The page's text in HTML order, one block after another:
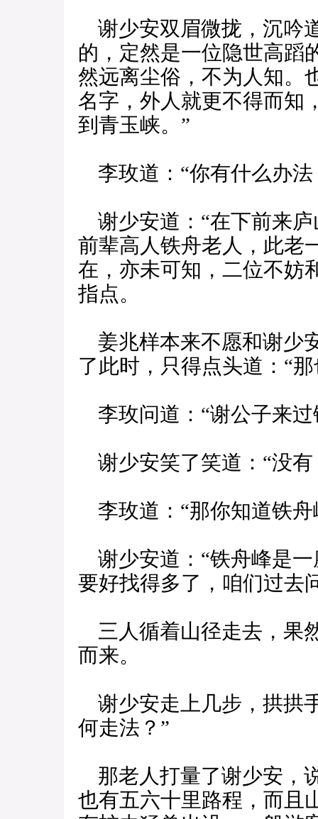
谢少安双眉微拢，沉吟
的，定然是一位隐世高蹈
然远离尘俗，不为人知。
名字，外人就更不得而知
到青玉峡。”
李玫道：“你有什么办法
谢少安道：“在下前来
前辈高人铁舟老人，此老
在，亦未可知，二位不妨
指点。
姜兆样本来不愿和谢少
了此时，只得点头道：“
李玫问道：“谢公子来过
谢少安笑了笑道：“没有
李玫道：“那你知道铁舟
谢少安道：“铁舟峰是
要好找得多了，咱们过去
三人循着山径走去，果
而来。
谢少安走上几步，拱拱
何走法？”
那老人打量了谢少安，
也有五六十里路程，而且